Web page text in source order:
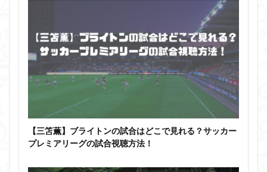
【三笘薫】ブライトンの試合はどこで見れる？サッカー
プレミアリーグの試合視聴方法！